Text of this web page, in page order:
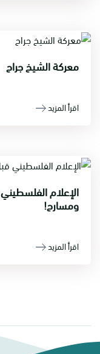
معركة الشيخ جراح
اقرأ المزيد
الإعلام
ومسارح!
اقرأ المزيد